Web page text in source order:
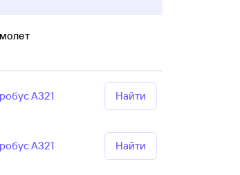
А321 Найти
А321 Найти